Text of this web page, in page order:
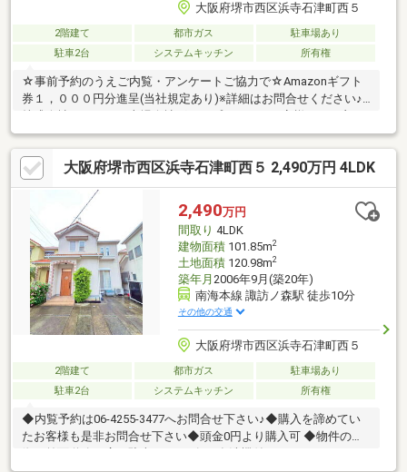
大阪府堺市西区浜寺石津町西５
2階建て 都市ガス
駐車場あり
駐車2台
システムキッチン 所有権
☆事前予約のうえご内覧・アンケートご協力で☆Amazonギフト
券１，０００円分進呈(当社規定あり)※詳細はお問合せください♪
サービスをご提供いたします♪下記ご相談はお気軽にお電話、資料
請求、見学予約をクリック♪●一緒に物件を探してほしい！●掲載
物件が気になる！●他掲載の物件をまとめて内覧したい！●諸費用
がいくらかかる？●住宅ローンって？●住み替えの場合は？●購
入・売却の流れは？●税金って必要？●リフォームについて●アフ
ターサービスについてなど、あらゆる悩みを解決いたします♪
大阪府堺市西区浜寺石津町西５ 2,490万円 4LDK
2,490万円
間取り 4LDK
建物面積101.85m2
土地面積120.98m2
築年月 2006年9月(築20年)
南海本線 諏訪ノ森駅 徒歩10分
その他の交通
大阪府堺市西区浜寺石津町西５
2階建て 都市ガス
駐車場あり
駐車2台
システムキッチン 所有権
◆内覧予約は06-4255-3477へお問合せ下さい♪◆購入を諦めてい
たお客様も是非お問合せ下さい◆頭金0円より購入可 ◆物件の特
徴・前面道路が広く駐車スムーズ♪・食洗機付システムキッチン・